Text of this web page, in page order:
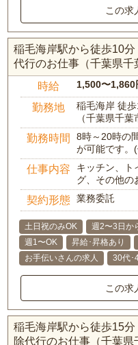
この求
稲毛海岸駅から徒歩10
代行のお仕事（千葉県千
時給 1,500〜1,860
勤務地
稲毛海岸 徒
（千葉県千葉
勤務時間
8時～20時の
が可能です。
仕事内容
キッチン、ト
グ、その他の
契約形態 業務委託
土日祝のみOK 週2〜3日か
週1〜OK
昇給･昇格あり
お手伝いさんの求人
30代･
この求
稲毛海岸駅から徒歩15
除代行のお仕事（千葉県